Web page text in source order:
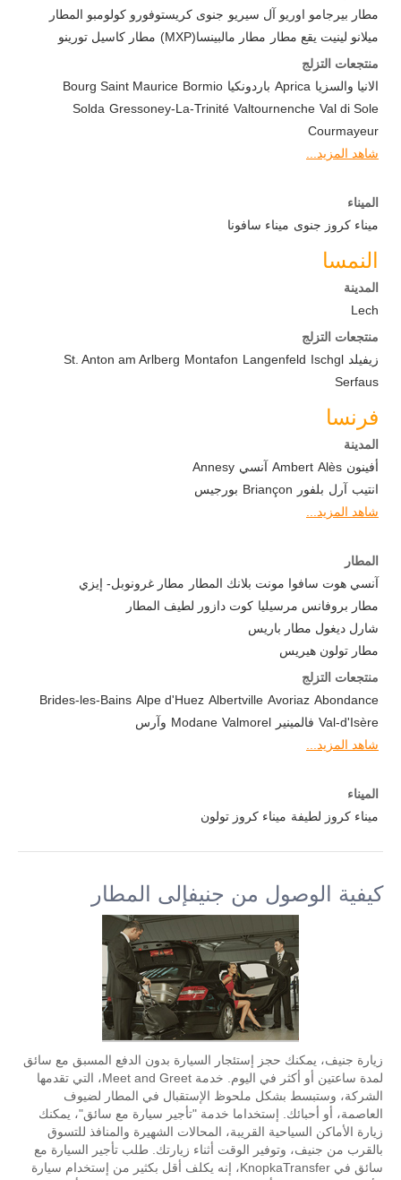
مطار بيرجامو اوريو آل سيريو جنوى كريستوفورو كولومبو المطار
ميلانو لينيت يقع مطار
مطار مالبينسا(MXP)
مطار كاسيل تورينو
منتجعات التزلج
الانیا والسزیا Aprica باردونکیا Bormio
Bourg Saint Maurice
Val di Sole
Valtournenche
Gressoney-La-Trinité
Solda
Courmayeur
شاهد المزيد...
الميناء
ميناء كروز جنوى ميناء سافونا
النمسا
المدينة
Lech
منتجعات التزلج
زيفيلد Ischgl
Langenfeld
Montafon
St. Anton am Arlberg
Serfaus
فرنسا
المدينة
أفينون Alès
Ambert آنسي Annesy
انتيب آرل بلفور Briançon بورجيس
شاهد المزيد...
المطار
آنسي هوت سافوا مونت بلانك المطار
مطار غرونوبل- إيزي
مطار بروفانس مرسيليا كوت دازور لطيف المطار
شارل ديغول مطار باريس
مطار تولون هيريس
منتجعات التزلج
Abondance
Avoriaz
Albertville
Alpe d'Huez
Brides-les-Bains
Val-d'Isère فالمينير Valmorel
Modane وآرس
شاهد المزيد...
الميناء
ميناء كروز لطيفة ميناء كروز تولون
كيفية الوصول من جنيفإلى المطار
زيارة جنيف، يمكنك حجز إستئجار السيارة بدون الدفع المسبق مع سائق
لمدة ساعتين أو أكثر في اليوم. خدمة Meet and Greet، التي تقدمها
الشركة، وستبسط بشكل ملحوظ الإستقبال في المطار لضيوف
العاصمة، أو أحبائك. إستخداما خدمة "تأجير سيارة مع سائق"، يمكنك
زيارة الأماكن السياحية القريبة، المحالات الشهيرة والمنافذ للتسوق
بالقرب من جنيف، وتوفير الوقت أثناء زيارتك. طلب تأجير السيارة مع
سائق في KnopkaTransfer، إنه يكلف أقل بكثير من إستخدام سيارة